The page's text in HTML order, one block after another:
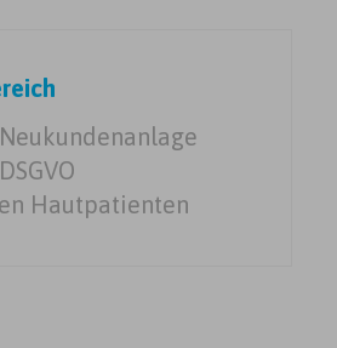
Hautpatienten